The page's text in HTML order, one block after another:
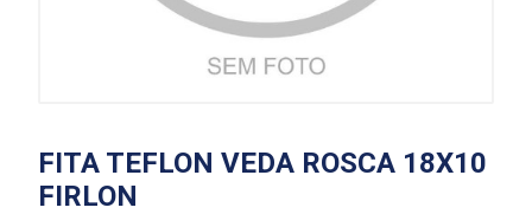
FITA TEFLON VEDA ROSCA 18X10
FIRLON